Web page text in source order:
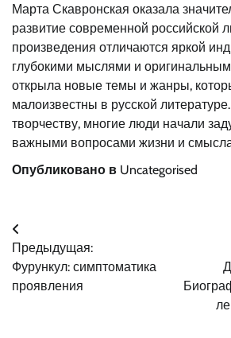
Марта Скавронская оказала
развитие современной российской
произведения отличаются яркой
глубокими мыслями и
открыла новые темы и жанры,
малоизвестны в русской
творчеству, многие люди начали
важными вопросами жизни и
Опубликовано в Uncategorised
Навигация
по
записям
Предыдущая:
Фурункул: симптоматика
проявления